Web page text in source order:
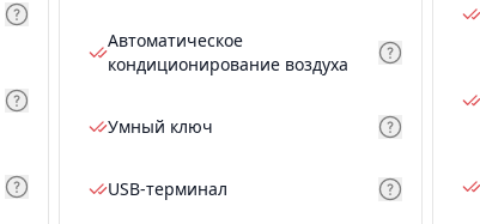
Автоматическое
кондиционирование воздуха
Умный ключ
USB-терминал